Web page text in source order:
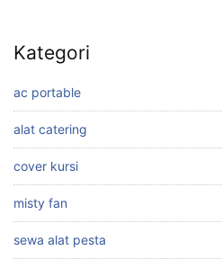
Kategori
ac portable
alat catering
cover kursi
misty fan
sewa alat pesta